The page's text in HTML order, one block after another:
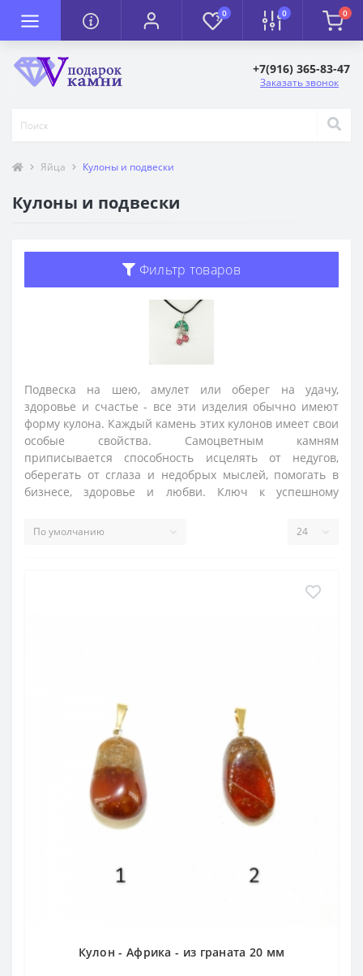
0 0 0
+7(916) 365-83-47
Заказать звонок
Яйца Кулоны и подвески
Кулоны и подвески
Фильтр товаров
Подвеска на шею, амулет или оберег на удачу,
здоровье и счастье - все эти изделия обычно имеют
форму кулона. Каждый камень этих кулонов имеет свои
особые свойства. Самоцветным камням
приписывается способность исцелять от недугов,
оберегать от сглаза и недобрых мыслей, помогать в
бизнесе, здоровье и любви. Ключ к успешному
для тех или иных целей.
Кулон - Африка - из граната 20 мм